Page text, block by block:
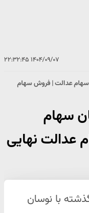
۱۴۰۴/۰۹/۰۷ ۲۲:۳۲:۴۵
سهام عدالت | فروش سهام
سهام
عدالت نهایی
در ۲ سال گذشته با نوسان